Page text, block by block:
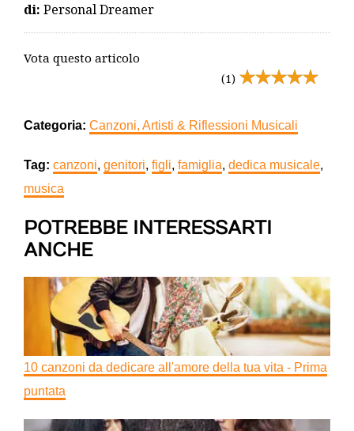
di: Personal Dreamer
Vota questo articolo
(1)
Categoria: Canzoni, Artisti & Riflessioni Musicali
Tag: canzoni, genitori, figli, famiglia, dedica musicale,
musica
POTREBBE INTERESSARTI
ANCHE
10 canzoni da dedicare all'amore della tua vita - Prima
puntata